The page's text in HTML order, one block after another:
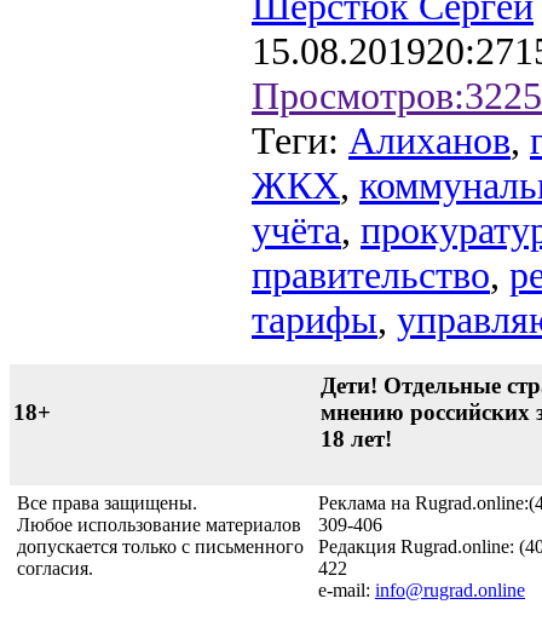
15.08.201920:27
Просмотров:3225
Теги: Алиханов,
ЖКХ,
учёта,
правительство,
тарифы,
18+
Дети! Отдельные
мнению российских
18 лет!
Все права защищены.
Любое использование материалов
допускается только с письменного
согласия.
Реклама на
309-406
Редакция Rugrad.online:
422
e-mail: info@rugrad.online